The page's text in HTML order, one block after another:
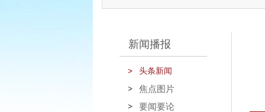
新闻播报
头条新闻
焦点图片
要闻要论